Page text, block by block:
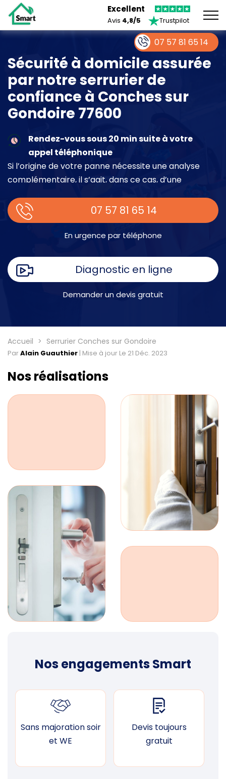
Excellent
Avis 4,8/5 Trustpilot
Sécurité à domicile assurée
par notre serrurier de
confiance à Conches sur
Gondoire 77600
Rendez-vous sous 20 min suite à votre
appel téléphonique
Si l’origine de votre panne nécessite une analyse
complémentaire, il s’agit, dans ce cas, d’une
place.
07 57 81 65 14
En urgence par téléphone
Diagnostic en ligne
Demander un devis gratuit
Accueil Serrurier Conches sur Gondoire
ParAlain Guauthier | Mise à jour Le 21 Déc. 2023
Nos réalisations
Nos engagements Smart
Sans majoration soir
et WE
Devis toujours
gratuit
07 57 81 65 14